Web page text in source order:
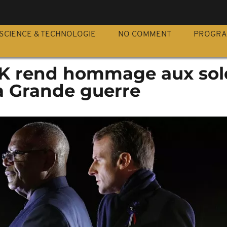
SCIENCE & TECHNOLOGIE NO COMMENT
rend hommage aux
Grande guerre